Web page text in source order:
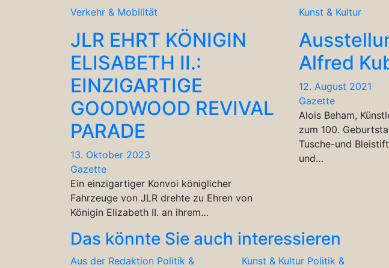
Verkehr & Mobilität
JLR EHRT KÖNIGIN
ELISABETH II.:
EINZIGARTIGE
GOODWOOD REVIVAL
PARADE
13. Oktober 2023
Gazette
Ein einzigartiger Konvoi königlicher
Fahrzeuge von JLR drehte zu Ehren von
Königin Elizabeth II. an ihrem…
Kunst & Kultur
Alfred
12. August 2021
Gazette
Alois Beham,
zum 100.
Tusche-und
und…
Das könnte Sie auch interessieren
Aus der Redaktion Politik &
Kunst & Kultur Politik &